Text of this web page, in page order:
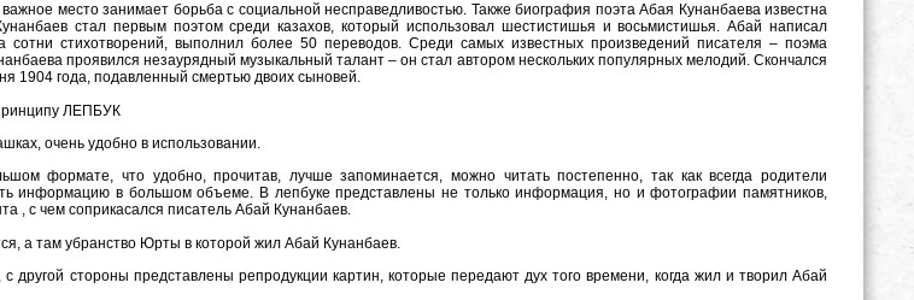
место занимает борьба с социальной несправедливостью. Также биография поэта Абая Кунанбаева известна
стал первым поэтом среди казахов, который использовал шестистишья и восьмистишья. Абай написал
сотни стихотворений, выполнил более 50 переводов. Среди самых известных произведений писателя – поэма
проявился незаурядный музыкальный талант – он стал автором нескольких популярных мелодий. Скончался
1904 года, подавленный смертью двоих сыновей.
ЛЕПБУК
очень удобно в использовании.
формате, что удобно, прочитав, лучше запоминается, можно читать постепенно, так как всегда родители
информацию в большом объеме. В лепбуке представлены не только информация, но и фотографии памятников,
, с чем соприкасался писатель Абай Кунанбаев.
а там убранство Юрты в которой жил Абай Кунанбаев.
с другой стороны представлены репродукции картин, которые передают дух того времени, когда жил и творил Абай